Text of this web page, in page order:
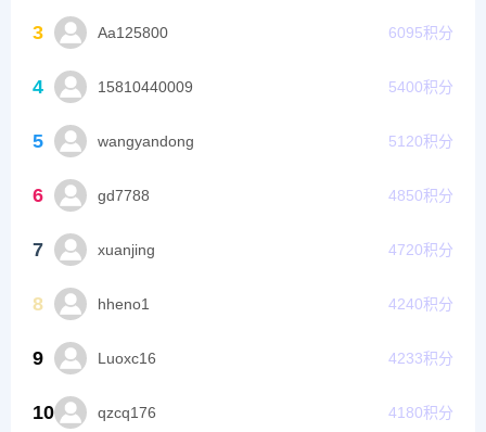
3 Aa125800 6095积分
4 15810440009 5400积分
5 wangyandong 5120积分
6 gd7788 4850积分
7 xuanjing 4720积分
8 hheno1 4240积分
9 Luoxc16 4233积分
10 qzcq176 4180积分